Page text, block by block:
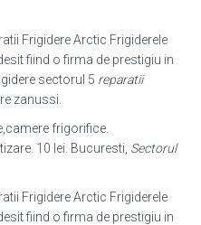
Frigidere Arctic Frigiderele
fiind o firma de prestigiu in
sectorul 5 reparatii
zanussi.
frigorifice.
10 lei. Bucuresti, Sectorul
Frigidere Arctic Frigiderele
fiind o firma de prestigiu in